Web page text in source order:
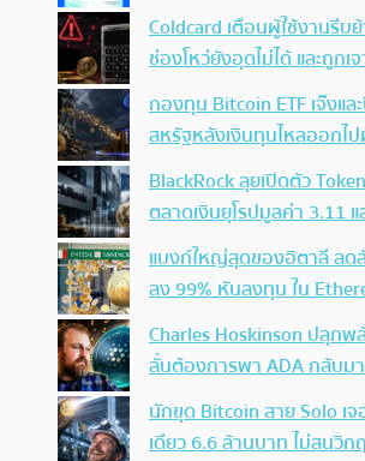
Coldcard เตือนผู้ใช้งานรี
ช่องโหว่ยังอุดไม่ได้ และถูกเ
กองทุน Bitcoin ETF เจ๊งแล
สหรัฐหลังเงินทุนไหลออกไ
BlackRock ลุยเปิดตัว
ตลาดเงินยุโรปมูลค่า 3.11
แบงก์ใหญ่สุดของอิตาลี ลด
ลง 99% หันลงทุน ใน
Charles Hoskinson ปลุก
ลั่นต้องการพา ADA กลับม
นักขุด Bitcoin สาย Solo เ
เดียว 6.6 ล้านบาท ไม่สนวิ